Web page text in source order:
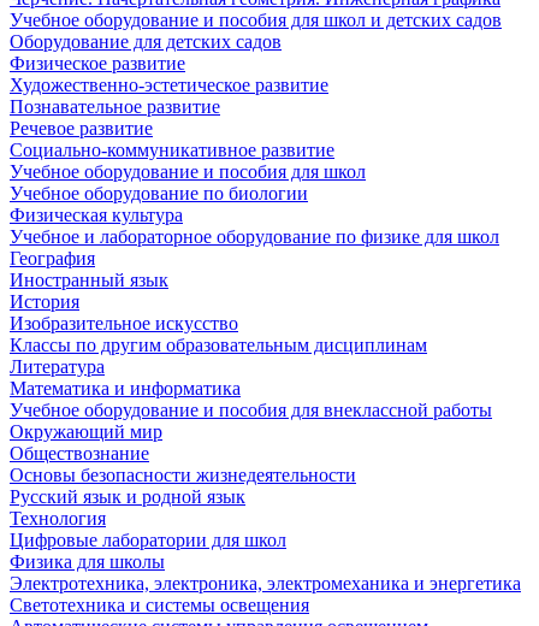
Учебное оборудование и пособия для школ и детских садов
Оборудование для детских садов
Физическое развитие
Художественно-эстетическое развитие
Познавательное развитие
Речевое развитие
Социально-коммуникативное развитие
Учебное оборудование и пособия для школ
Учебное оборудование по биологии
Физическая культура
Учебное и лабораторное оборудование по физике для школ
География
Иностранный язык
История
Изобразительное искусство
Классы по другим образовательным дисциплинам
Литература
Математика и информатика
Учебное оборудование и пособия для внеклассной работы
Окружающий мир
Обществознание
Основы безопасности жизнедеятельности
Русский язык и родной язык
Технология
Цифровые лаборатории для школ
Физика для школы
Электротехника, электроника, электромеханика и энергетика
Светотехника и системы освещения